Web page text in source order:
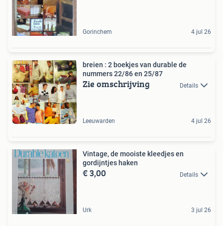
Gorinchem 4 jul 26
breien : 2 boekjes van durable de
nummers 22/86 en 25/87
Zie omschrijving Details
Leeuwarden 4 jul 26
Vintage, de mooiste kleedjes en
gordijntjes haken
€ 3,00 Details
Urk 3 jul 26